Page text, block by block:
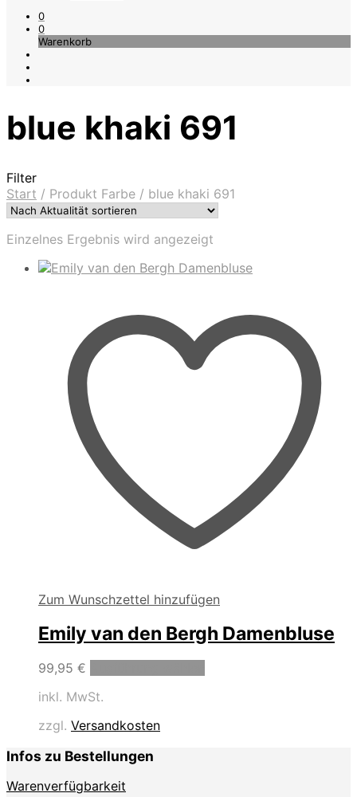
0
0
Warenkorb
blue khaki 691
Filter
Start / Produkt Farbe / blue khaki 691
Einzelnes Ergebnis wird angezeigt
Zum Wunschzettel hinzufügen
Emily van den Bergh Damenbluse
99,95 €
inkl. MwSt.
zzgl. Versandkosten
Infos zu Bestellungen
Warenverfügbarkeit